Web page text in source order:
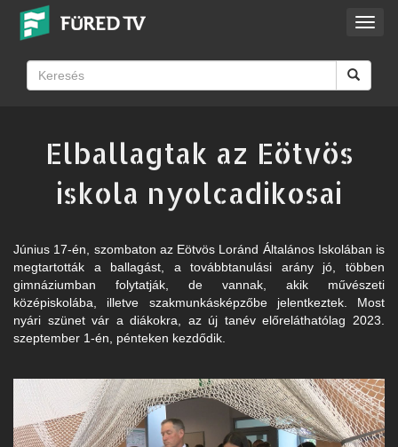
Elballagtak az Eötvös
iskola nyolcadikosai
Június 17-én, szombaton az Eötvös Loránd Általános Iskolában is
megtartották a ballagást, a továbbtanulási arány jó, többen
gimnáziumban folytatják, de vannak, akik művészeti
középiskolába, illetve szakmunkásképzőbe jelentkeztek. Most
nyári szünet vár a diákokra, az új tanév előreláthatólag 2023.
szeptember 1-én, pénteken kezdődik.